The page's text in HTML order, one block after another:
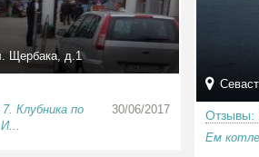
Щербака, д.1
Клубника по
30/06/2017 Отзывы:
Ем